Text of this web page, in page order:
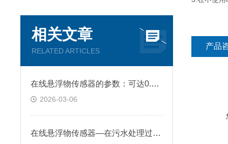
相关文章
RELATED ARTICLES
在线悬浮物传感器的参数：可达0.01 mg/L，满足微小浓度变化的精准捕捉需求
2026-03-06
在线悬浮物传感器—在污水处理过程中十分关键，可监控沉淀池效果和出水质量
产品